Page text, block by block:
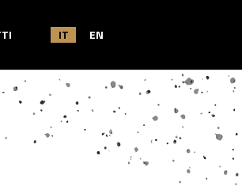
IT EN